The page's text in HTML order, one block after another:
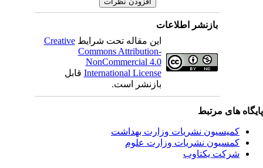
بازنشر اطلاعات
این مقاله تحت شرایطCreative
Commons Attribution-
NonCommercial 4.0
International Licenseقابل
بازنشر است.
های مرتبط
کمیسیون نشریات وزارت بهداشت
کمسیون نشریات وزارت علوم
شرکت یکتاوب